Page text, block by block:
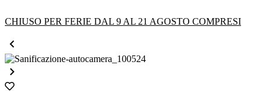
CHIUSO PER FERIE DAL 9 AL 21 AGOSTO COMPRESI

